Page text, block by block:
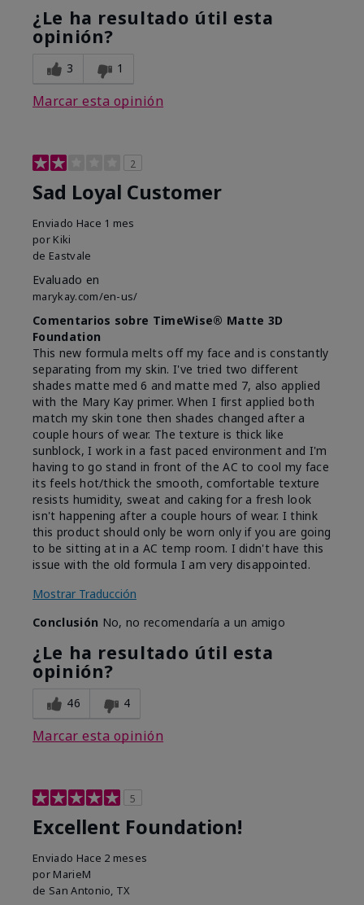
¿Le ha resultado útil esta
opinión?
3 1
Marcar esta opinión
2
Sad Loyal Customer
Enviado Hace 1 mes
por Kiki
de Eastvale
Evaluado en
marykay.com/en-us/
Comentarios sobre TimeWise® Matte 3D
Foundation
This new formula melts off my face and is constantly
separating from my skin. I've tried two different
shades matte med 6 and matte med 7, also applied
with the Mary Kay primer. When I first applied both
match my skin tone then shades changed after a
couple hours of wear. The texture is thick like
sunblock, I work in a fast paced environment and I'm
having to go stand in front of the AC to cool my face
its feels hot/thick the smooth, comfortable texture
resists humidity, sweat and caking for a fresh look
isn't happening after a couple hours of wear. I think
this product should only be worn only if you are going
to be sitting at in a AC temp room. I didn't have this
issue with the old formula I am very disappointed.
Mostrar Traducción
Conclusión No, no recomendaría a un amigo
¿Le ha resultado útil esta
opinión?
46 4
Marcar esta opinión
5
Excellent Foundation!
Enviado Hace 2 meses
por MarieM
de San Antonio, TX